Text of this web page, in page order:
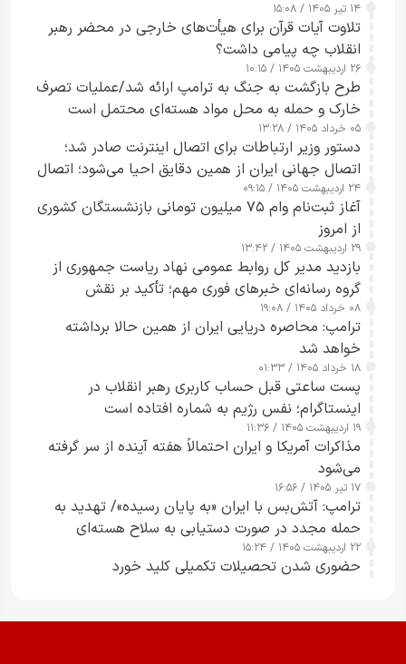
۱۴ تیر ۱۴۰۵ / ۱۵:۰۸
تلاوت آیات قرآن برای هیأت‌های خارجی در محضر رهبر
انقلاب چه پیامی داشت؟
۲۶ اردیبهشت ۱۴۰۵ / ۱۰:۱۵
طرح‌ بازگشت به جنگ به ترامپ ارائه شد/عملیات تصرف
خارک و حمله به محل مواد هسته‌ای محتمل است
۰۵ خرداد ۱۴۰۵ / ۱۳:۲۸
دستور وزیر ارتباطات برای اتصال اینترنت صادر شد؛
اتصال جهانی ایران از همین دقایق احیا می‌شود؛ اتصال
کامل مردم تا ۲۴ ساعت آینده
۲۴ اردیبهشت ۱۴۰۵ / ۰۹:۱۵
آغاز ثبت‌نام وام ۷۵ میلیون تومانی بازنشستگان کشوری
از امروز
۲۹ اردیبهشت ۱۴۰۵ / ۱۳:۴۲
بازدید مدیر کل روابط عمومی نهاد ریاست جمهوری از
گروه رسانه‌ای خبرهای فوری مهم؛ تأکید بر نقش
رسانه‌های هوشمند و مسئول در ارتقای آگاهی عمومی
۰۸ خرداد ۱۴۰۵ / ۱۹:۰۸
ترامپ: محاصره دریایی ایران از همین حالا برداشته
خواهد شد
۱۸ خرداد ۱۴۰۵ / ۰۱:۳۳
پست ساعتی قبل حساب کاربری رهبر انقلاب در
اینستاگرام؛ نفس رژیم به شماره افتاده است​
۱۹ اردیبهشت ۱۴۰۵ / ۱۱:۳۶
مذاکرات آمریکا و ایران احتمالاً هفته آینده از سر گرفته
می‌شود
۱۷ تیر ۱۴۰۵ / ۱۶:۵۶
ترامپ: آتش‌بس با ایران «به پایان رسیده»/ تهدید به
حمله مجدد در صورت دستیابی به سلاح هسته‌ای
۲۲ اردیبهشت ۱۴۰۵ / ۱۵:۲۴
حضوری شدن تحصیلات تکمیلی کلید خورد